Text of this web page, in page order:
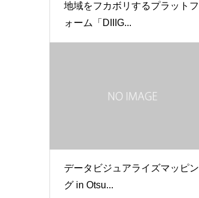
地域をフカボリするプラットフ
ォーム「DIIIG...
データビジュアライズマッピン
グ in Otsu...